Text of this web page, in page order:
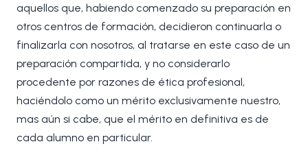
aquellos que, habiendo comenzado su preparación en
otros centros de formación, decidieron continuarla o
finalizarla con nosotros, al tratarse en este caso de un
preparación compartida, y no considerarlo
procedente por razones de ética profesional,
haciéndolo como un mérito exclusivamente nuestro,
mas aún si cabe, que el mérito en definitiva es de
cada alumno en particular.